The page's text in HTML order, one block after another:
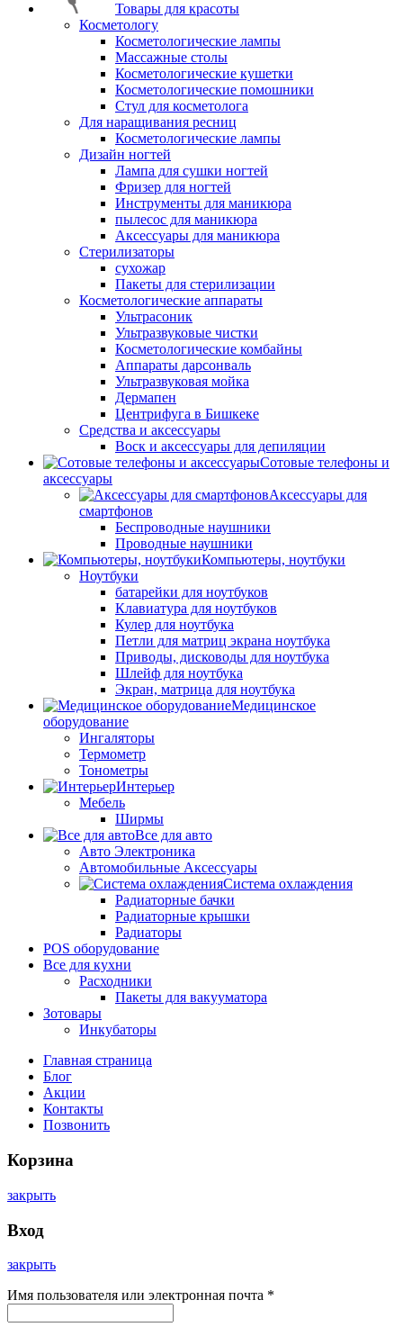
Товары для красоты
Косметологу
Косметологические лампы
Массажные столы
Косметологические кушетки
Косметологические помошники
Стул для косметолога
Для наращивания ресниц
Косметологические лампы
Дизайн ногтей
Лампа для сушки ногтей
Фризер для ногтей
Инструменты для маникюра
пылесос для маникюра
Аксессуары для маникюра
Стерилизаторы
сухожар
Пакеты для стерилизации
Косметологические аппараты
Ультрасоник
Ультразвуковые чистки
Косметологические комбайны
Аппараты дарсонваль
Ультразвуковая мойка
Дермапен
Центрифуга в Бишкеке
Средства и аксессуары
Воск и аксессуары для депиляции
Сотовые телефоны и
аксессуары
Аксессуары для
смартфонов
Беспроводные наушники
Проводные наушники
Компьютеры, ноутбуки
Ноутбуки
батарейки для ноутбуков
Клавиатура для ноутбуков
Кулер для ноутбука
Петли для матриц экрана ноутбука
Приводы, дисководы для ноутбука
Шлейф для ноутбука
Экран, матрица для ноутбука
Медицинское
оборудование
Ингаляторы
Термометр
Тонометры
Интерьер
Мебель
Ширмы
Все для авто
Авто Электроника
Автомобильные Аксессуары
Система охлаждения
Радиаторные бачки
Радиаторные крышки
Радиаторы
POS оборудование
Все для кухни
Расходники
Пакеты для вакууматора
Зотовары
Инкубаторы
Главная страница
Блог
Акции
Контакты
Позвонить
Корзина
закрыть
Вход
закрыть
Имя пользователя или электронная почта *